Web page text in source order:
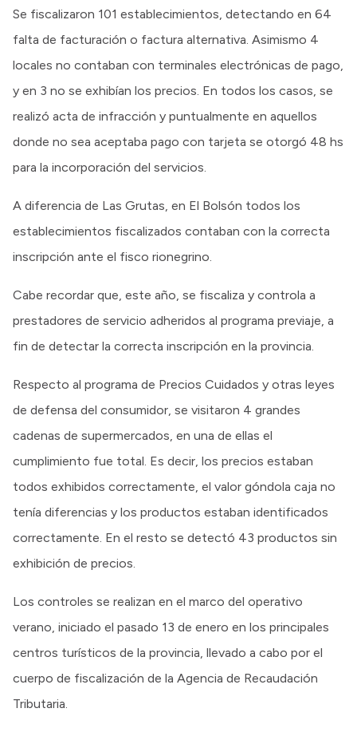
Se fiscalizaron 101 establecimientos, detectando en 64
falta de facturación o factura alternativa. Asimismo 4
locales no contaban con terminales electrónicas de pago,
y en 3 no se exhibían los precios. En todos los casos, se
realizó acta de infracción y puntualmente en aquellos
donde no sea aceptaba pago con tarjeta se otorgó 48 hs
para la incorporación del servicios.
A diferencia de Las Grutas, en El Bolsón todos los
establecimientos fiscalizados contaban con la correcta
inscripción ante el fisco rionegrino.
Cabe recordar que, este año, se fiscaliza y controla a
prestadores de servicio adheridos al programa previaje, a
fin de detectar la correcta inscripción en la provincia.
Respecto al programa de Precios Cuidados y otras leyes
de defensa del consumidor, se visitaron 4 grandes
cadenas de supermercados, en una de ellas el
cumplimiento fue total. Es decir, los precios estaban
todos exhibidos correctamente, el valor góndola caja no
tenía diferencias y los productos estaban identificados
correctamente. En el resto se detectó 43 productos sin
exhibición de precios.
Los controles se realizan en el marco del operativo
verano, iniciado el pasado 13 de enero en los principales
centros turísticos de la provincia, llevado a cabo por el
cuerpo de fiscalización de la Agencia de Recaudación
Tributaria.